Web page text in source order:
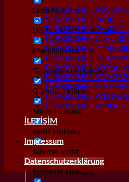
Ceza Hukuku
Dövizli Askerlik Hukuku
Emeklilik Hukuku
Gayrımenkul Hukuku
Gümrük Hukuku
Miras Hukuku
Şahıs Hukuku
Tanıma Tenfiz
Tazminat Hukuku
TÜRKISCHES
TÜRKISCHES
TÜRKISCHES
TÜRKISCHES
TÜRKISCHES
TÜRKISCHES
TÜRKISCHES
TÜRKISCHES
TÜRKISCHES
TÜRKISCHES
TÜRKISCHES
İLETİŞİM
Impressum
Datenschutzerklärung